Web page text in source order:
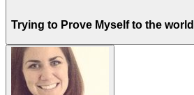
Trying to Prove Myself to the world